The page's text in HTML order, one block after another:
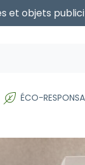
et objets
ÉCO-